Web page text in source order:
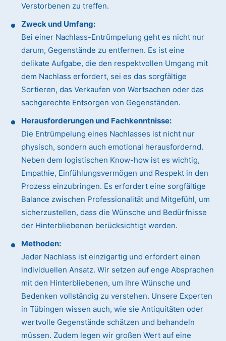
Verstorbenen zu treffen.
Zweck und Umfang:
Bei einer Nachlass-Entrümpelung geht es nicht nur
darum, Gegenstände zu entfernen. Es ist eine
delikate Aufgabe, die den respektvollen Umgang mit
dem Nachlass erfordert, sei es das sorgfältige
Sortieren, das Verkaufen von Wertsachen oder das
sachgerechte Entsorgen von Gegenständen.
Herausforderungen und Fachkenntnisse:
Die Entrümpelung eines Nachlasses ist nicht nur
physisch, sondern auch emotional herausfordernd.
Neben dem logistischen Know-how ist es wichtig,
Empathie, Einfühlungsvermögen und Respekt in den
Prozess einzubringen. Es erfordert eine sorgfältige
Balance zwischen Professionalität und Mitgefühl, um
sicherzustellen, dass die Wünsche und Bedürfnisse
der Hinterbliebenen berücksichtigt werden.
Methoden:
Jeder Nachlass ist einzigartig und erfordert einen
individuellen Ansatz. Wir setzen auf enge Absprachen
mit den Hinterbliebenen, um ihre Wünsche und
Bedenken vollständig zu verstehen. Unsere Experten
in Tübingen wissen auch, wie sie Antiquitäten oder
wertvolle Gegenstände schätzen und behandeln
müssen. Zudem legen wir großen Wert auf eine